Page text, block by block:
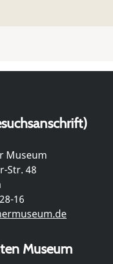
Museum
Str. 48
16
Museum